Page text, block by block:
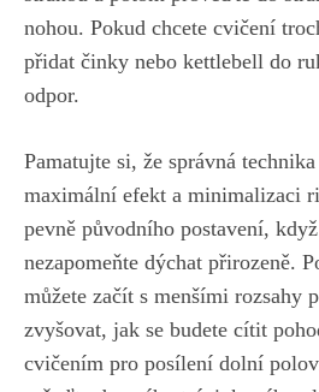
⁢nohou. Pokud chcete cvičení
přidat činky nebo kettlebell do
odpor.
Pamatujte si, že správná
maximální efekt a ⁤minimalizaci
pevně původního postavení,
nezapomeňte dýchat přirozeně.
můžete začít s ​menšími rozsahy
zvyšovat, jak se budete cítit
cvičením pro ⁢posílení dolní